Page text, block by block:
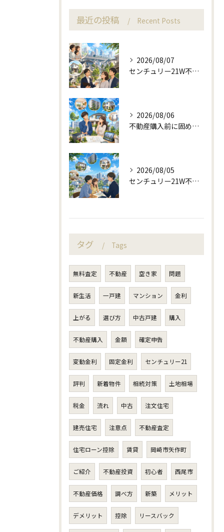
最近の投稿 Recent Posts
2026/08/07
センチュリー21W不動産販売の駅近相談と地域目線
2026/08/06
不動産購入前に固める資金計画と住み替え判断
2026/08/05
センチュリー21W不動産販売と町目線の不動産相談
タグ Tags
無料査定 不動産 空き家 問題
新生活 一戸建 マンション 金利
上がる 選び方 中古戸建 購入
不動産購入 金額 確定申告
変動金利 固定金利 センチュリー21
評判 新着物件 相続対策 土地相場
税金 流れ 中古 注文住宅
建売住宅 注意点 不動産査定
住宅ローン控除 賃貸 岡崎市矢作町
ご紹介 不動産投資 初心者 西尾市
不動産価格 調べ方 新築 メリット
デメリット 控除 リースバック